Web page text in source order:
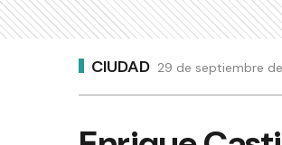
CIUDAD 29 de septiembre